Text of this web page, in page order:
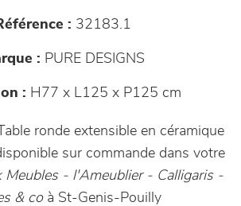
: 32183.1
: PURE DESIGNS
: H77 x L125 x P125 cm
ronde extensible en céramique
sur commande dans votre
Meubles - l'Ameublier - Calligaris -
& coà St-Genis-Pouilly